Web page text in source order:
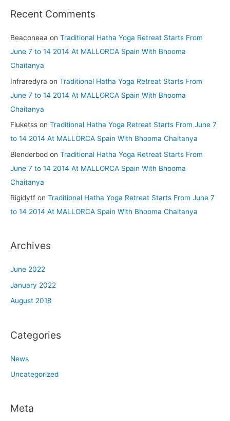
Recent Comments
Beaconeaa on Traditional Hatha Yoga Retreat Starts From
June 7 to 14 2014 At MALLORCA Spain With Bhooma
Chaitanya
Infraredyra on Traditional Hatha Yoga Retreat Starts From
June 7 to 14 2014 At MALLORCA Spain With Bhooma
Chaitanya
Fluketss on Traditional Hatha Yoga Retreat Starts From June 7
to 14 2014 At MALLORCA Spain With Bhooma Chaitanya
Blenderbod on Traditional Hatha Yoga Retreat Starts From
June 7 to 14 2014 At MALLORCA Spain With Bhooma
Chaitanya
Rigidytf on Traditional Hatha Yoga Retreat Starts From June 7
to 14 2014 At MALLORCA Spain With Bhooma Chaitanya
Archives
June 2022
January 2022
August 2018
Categories
News
Uncategorized
Meta